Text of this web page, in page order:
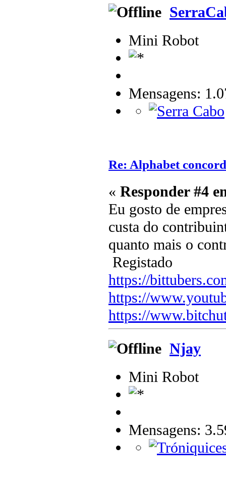
Mini Robot
Mensagens:
Re: Alphabet
« Responder #4
Eu gosto de
custa do
quanto mais o
Registado
https://
https://
https://
Njay
Mini Robot
Mensagens: